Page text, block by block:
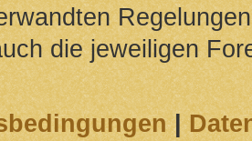
die jeweiligen
|